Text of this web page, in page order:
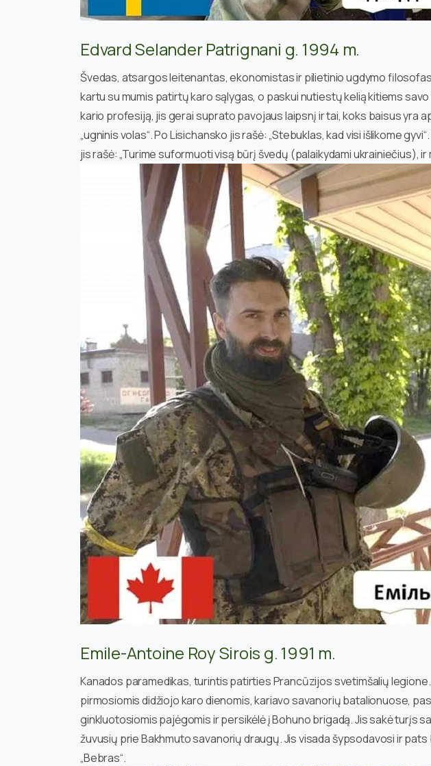
Edvard Selander Patrignani g. 1994 m.
Švedas, atsargos leitenantas, ekonomistas ir pilietinio ugdymo
kartu su mumis patirtų karo sąlygas, o paskui nutiestų kelią kitiems
kario profesiją, jis gerai suprato pavojaus laipsnį ir tai, koks baisus yra
„ugninis volas“. Po Lisichansko jis rašė: „Stebuklas, kad visi išlikome
jis rašė: „Turime suformuoti visą būrį švedų (palaikydami ukrainiečius), ir
Emile-Antoine Roy Sirois g. 1991 m.
Kanados paramedikas, turintis patirties Prancūzijos svetimšalių
pirmosiomis didžiojo karo dienomis, kariavo savanorių batalionuose,
ginkluotosiomis pajėgomis ir persikėlė į Bohuno brigadą. Jis sakė turįs
žuvusių prie Bakhmuto savanorių draugų. Jis visada šypsodavosi ir
„Bebras“.